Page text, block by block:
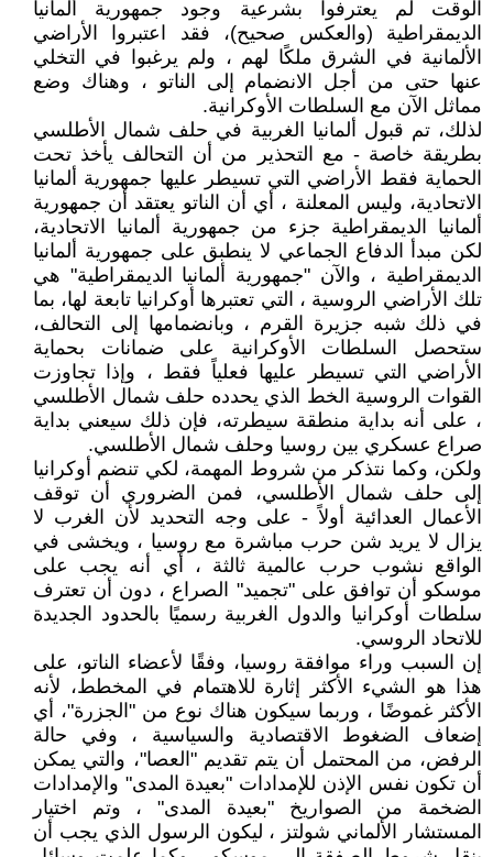
الوقت لم يعترفوا بشرعية وجود جمهورية ألمانيا
الديمقراطية (والعكس صحيح)، فقد اعتبروا الأراضي
الألمانية في الشرق ملكًا لهم ، ولم يرغبوا في التخلي
عنها حتى من أجل الانضمام إلى الناتو ، وهناك وضع
مماثل الآن مع السلطات الأوكرانية.
لذلك، تم قبول ألمانيا الغربية في حلف شمال الأطلسي
بطريقة خاصة - مع التحذير من أن التحالف يأخذ تحت
الحماية فقط الأراضي التي تسيطر عليها جمهورية ألمانيا
الاتحادية، وليس المعلنة ، أي أن الناتو يعتقد أن جمهورية
ألمانيا الديمقراطية جزء من جمهورية ألمانيا الاتحادية،
لكن مبدأ الدفاع الجماعي لا ينطبق على جمهورية ألمانيا
الديمقراطية ، والآن "جمهورية ألمانيا الديمقراطية" هي
تلك الأراضي الروسية ، التي تعتبرها أوكرانيا تابعة لها، بما
في ذلك شبه جزيرة القرم ، وبانضمامها إلى التحالف،
ستحصل السلطات الأوكرانية على ضمانات بحماية
الأراضي التي تسيطر عليها فعلياً فقط ، وإذا تجاوزت
القوات الروسية الخط الذي يحدده حلف شمال الأطلسي
، على أنه بداية منطقة سيطرته، فإن ذلك سيعني بداية
صراع عسكري بين روسيا وحلف شمال الأطلسي.
ولكن، وكما نتذكر من شروط المهمة، لكي تنضم أوكرانيا
إلى حلف شمال الأطلسي، فمن الضروري أن توقف
الأعمال العدائية أولاً - على وجه التحديد لأن الغرب لا
يزال لا يريد شن حرب مباشرة مع روسيا ، ويخشى في
الواقع نشوب حرب عالمية ثالثة ، أي أنه يجب على
موسكو أن توافق على "تجميد" الصراع ، دون أن تعترف
سلطات أوكرانيا والدول الغربية رسميًا بالحدود الجديدة
للاتحاد الروسي.
إن السبب وراء موافقة روسيا، وفقًا لأعضاء الناتو، على
هذا هو الشيء الأكثر إثارة للاهتمام في المخطط، لأنه
الأكثر غموضًا ، وربما سيكون هناك نوع من "الجزرة"، أي
إضعاف الضغوط الاقتصادية والسياسية ، وفي حالة
الرفض، من المحتمل أن يتم تقديم "العصا"، والتي يمكن
أن تكون نفس الإذن للإمدادات "بعيدة المدى" والإمدادات
الضخمة من الصواريخ "بعيدة المدى" ، وتم اختيار
المستشار الألماني شولتز ، ليكون الرسول الذي يجب أن